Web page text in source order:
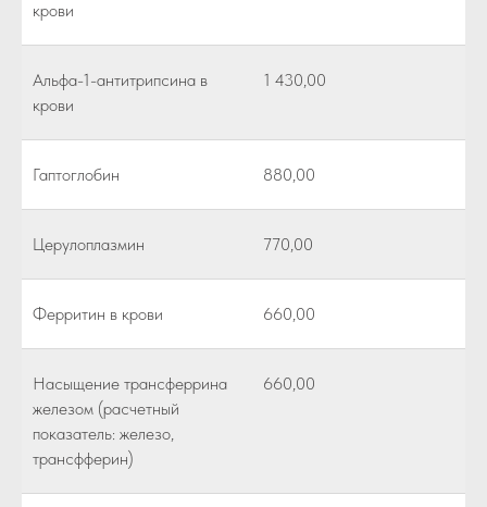
крови
Альфа-1-антитрипсина в
крови
1 430,00
Гаптоглобин 880,00
Церулоплазмин 770,00
Ферритин в крови 660,00
Насыщение трансферрина
железом (расчетный
показатель: железо,
трансфферин)
660,00